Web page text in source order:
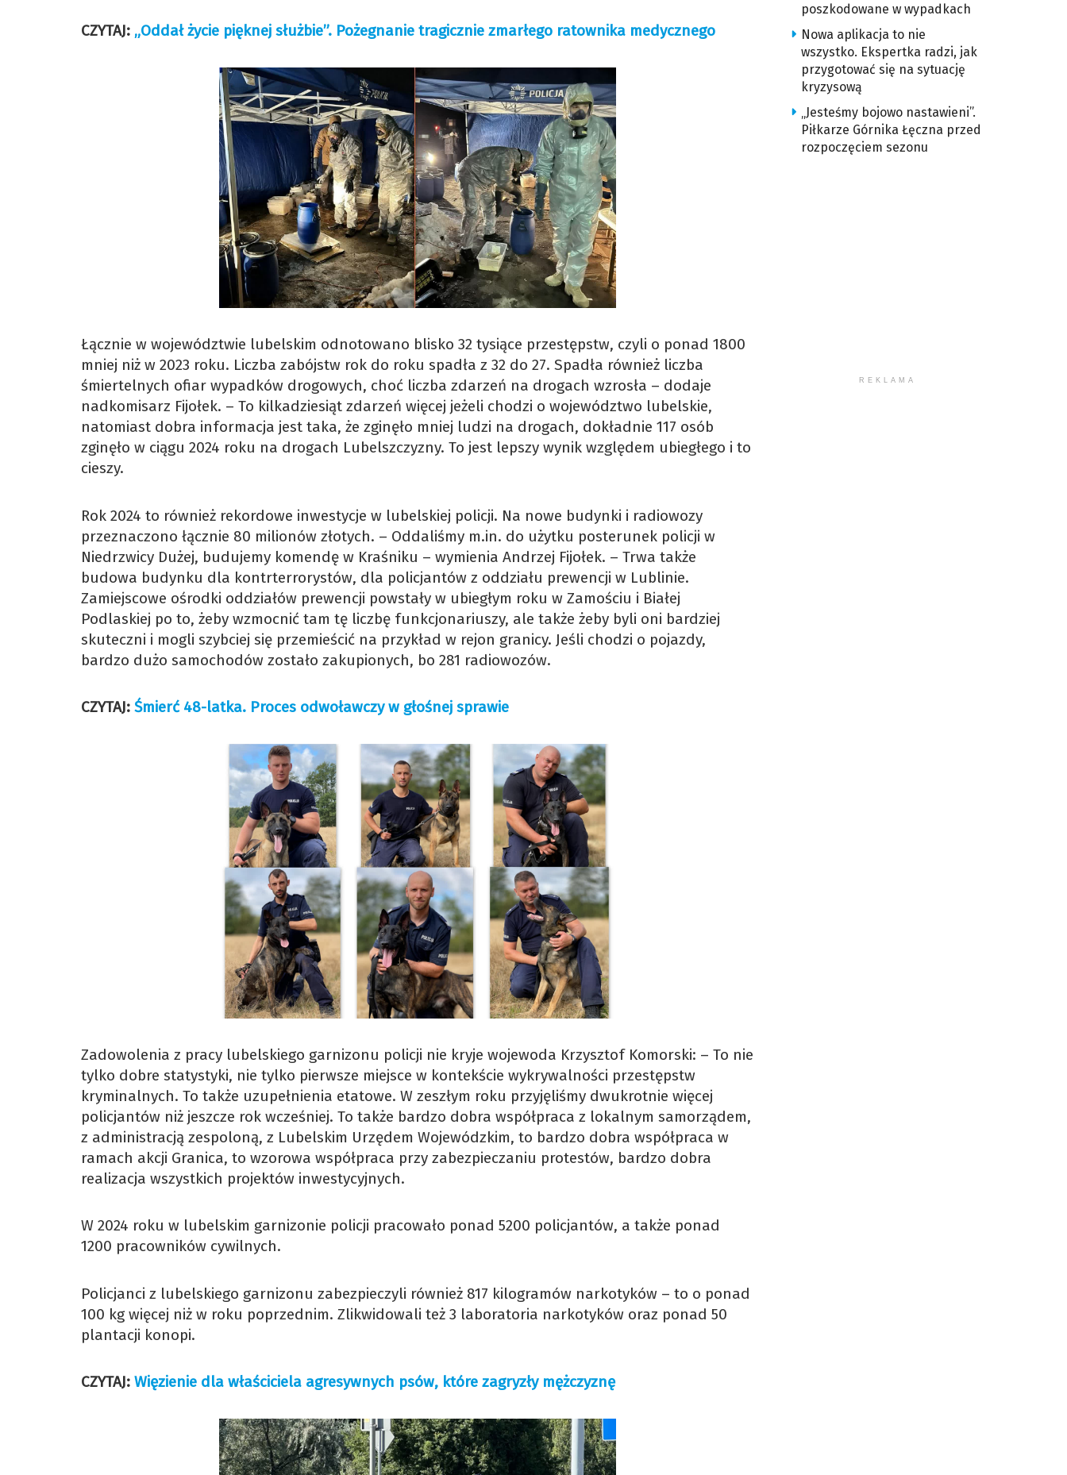
CZYTAJ: „Oddał życie pięknej służbie”. Pożegnanie tragicznie zmarłego ratownika medycznego
Łącznie w województwie lubelskim odnotowano blisko 32 tysiące przestępstw, czyli o ponad 1800
mniej niż w 2023 roku. Liczba zabójstw rok do roku spadła z 32 do 27. Spadła również liczba
śmiertelnych ofiar wypadków drogowych, choć liczba zdarzeń na drogach wzrosła – dodaje
nadkomisarz Fijołek. – To kilkadziesiąt zdarzeń więcej jeżeli chodzi o województwo lubelskie,
natomiast dobra informacja jest taka, że zginęło mniej ludzi na drogach, dokładnie 117 osób
zginęło w ciągu 2024 roku na drogach Lubelszczyzny. To jest lepszy wynik względem ubiegłego i to
cieszy.
Rok 2024 to również rekordowe inwestycje w lubelskiej policji. Na nowe budynki i radiowozy
przeznaczono łącznie 80 milionów złotych. – Oddaliśmy m.in. do użytku posterunek policji w
Niedrzwicy Dużej, budujemy komendę w Kraśniku – wymienia Andrzej Fijołek. – Trwa także
budowa budynku dla kontrterrorystów, dla policjantów z oddziału prewencji w Lublinie.
Zamiejscowe ośrodki oddziałów prewencji powstały w ubiegłym roku w Zamościu i Białej
Podlaskiej po to, żeby wzmocnić tam tę liczbę funkcjonariuszy, ale także żeby byli oni bardziej
skuteczni i mogli szybciej się przemieścić na przykład w rejon granicy. Jeśli chodzi o pojazdy,
bardzo dużo samochodów zostało zakupionych, bo 281 radiowozów.
CZYTAJ: Śmierć 48-latka. Proces odwoławczy w głośnej sprawie
Zadowolenia z pracy lubelskiego garnizonu policji nie kryje wojewoda Krzysztof Komorski: – To nie
tylko dobre statystyki, nie tylko pierwsze miejsce w kontekście wykrywalności przestępstw
kryminalnych. To także uzupełnienia etatowe. W zeszłym roku przyjęliśmy dwukrotnie więcej
policjantów niż jeszcze rok wcześniej. To także bardzo dobra współpraca z lokalnym samorządem,
z administracją zespoloną, z Lubelskim Urzędem Wojewódzkim, to bardzo dobra współpraca w
ramach akcji Granica, to wzorowa współpraca przy zabezpieczaniu protestów, bardzo dobra
realizacja wszystkich projektów inwestycyjnych.
W 2024 roku w lubelskim garnizonie policji pracowało ponad 5200 policjantów, a także ponad
1200 pracowników cywilnych.
Policjanci z lubelskiego garnizonu zabezpieczyli również 817 kilogramów narkotyków – to o ponad
100 kg więcej niż w roku poprzednim. Zlikwidowali też 3 laboratoria narkotyków oraz ponad 50
plantacji konopi.
CZYTAJ: Więzienie dla właściciela agresywnych psów, które zagryzły mężczyznę
poszkodowane w wypadkach
Nowa aplikacja to nie
wszystko. Ekspertka radzi, jak
przygotować się na sytuację
kryzysową
„Jesteśmy bojowo nastawieni”.
Piłkarze Górnika Łęczna przed
rozpoczęciem sezonu
REKLAMA